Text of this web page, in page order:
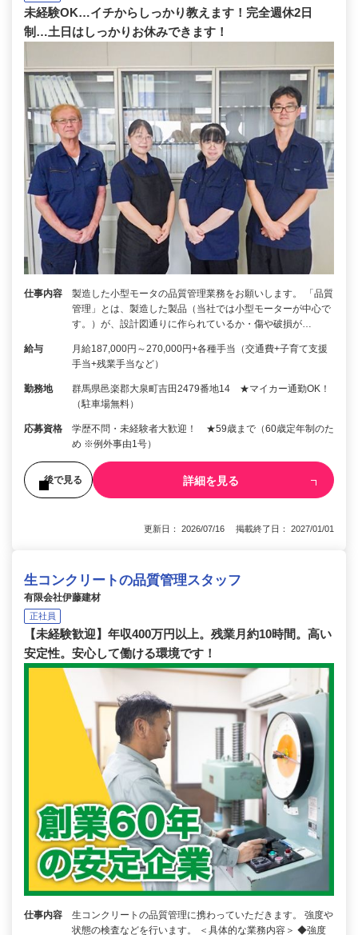
未経験OK…イチからしっかり教えます！完全週休2日
制…土日はしっかりお休みできます！
仕事内容
製造した小型モータの品質管理業務をお願いします。 「品質
管理」とは、製造した製品（当社では小型モーターが中心で
す。）が、設計図通りに作られているか・傷や破損が…
給与
月給187,000円～270,000円+各種手当（交通費+子育て支援
手当+残業手当など）
勤務地
群馬県邑楽郡大泉町吉田2479番地14 ★マイカー通勤OK！
（駐車場無料）
応募資格
学歴不問・未経験者大歓迎！ ★59歳まで（60歳定年制のた
め ※例外事由1号）
後で見る 詳細を見る
更新日： 2026/07/16 掲載終了日： 2027/01/01
生コンクリートの品質管理スタッフ
有限会社伊藤建材
正社員
【未経験歓迎】年収400万円以上。残業月約10時間。高い
安定性。安心して働ける環境です！
仕事内容
生コンクリートの品質管理に携わっていただきます。 強度や
状態の検査などを行います。 ＜具体的な業務内容＞ ◆強度